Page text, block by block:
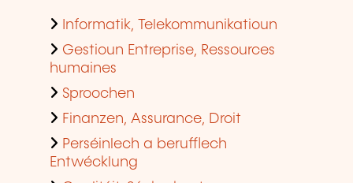
Informatik, Telekommunikatioun
Gestioun Entreprise, Ressources
humaines
Sproochen
Finanzen, Assurance, Droit
Perséinlech a berufflech
Entwécklung